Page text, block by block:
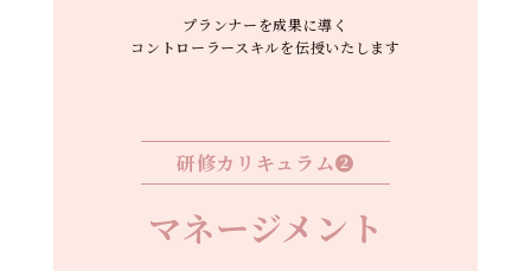
プランナーを成果に導く
コントローラースキルを伝授いたします
研修カリキュラム❷
マネージメント